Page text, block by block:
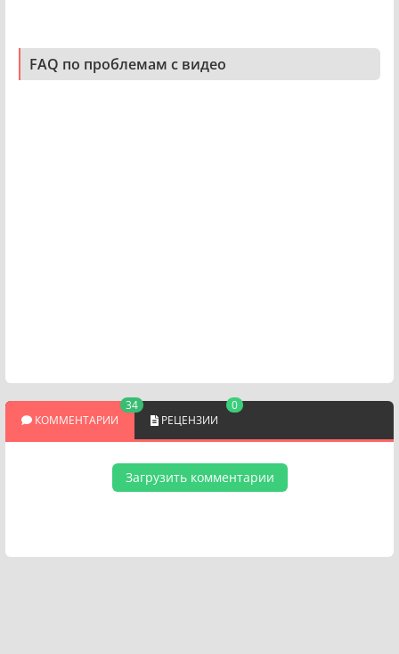
FAQ по проблемам с видео
КОММЕНТАРИИ
34
РЕЦЕНЗИИ
0
Загрузить комментарии